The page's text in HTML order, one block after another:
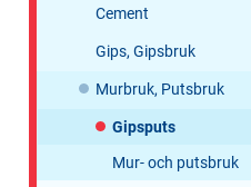
Cement
Gips, Gipsbruk
Murbruk, Putsbruk
Gipsputs
Mur- och putsbruk